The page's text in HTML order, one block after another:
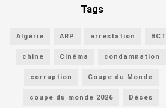
Tags
Algérie ARP arrestation BCT
chine Cinéma condamnation
corruption Coupe du Monde
coupe du monde 2026 Décès